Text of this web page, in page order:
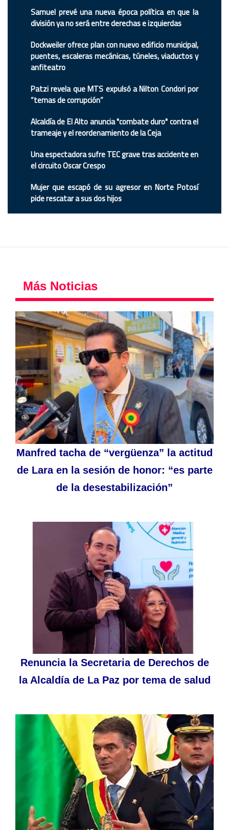
Samuel prevé una nueva época política en que la
división ya no será entre derechas e izquierdas
Dockweiler ofrece plan con nuevo edificio municipal,
puentes, escaleras mecánicas, túneles, viaductos y
anfiteatro
Patzi revela que MTS expulsó a Nilton Condori por
“temas de corrupción”
Alcaldía de El Alto anuncia "combate duro" contra el
trameaje y el reordenamiento de la Ceja
Una espectadora sufre TEC grave tras accidente en
el circuito Oscar Crespo
Mujer que escapó de su agresor en Norte Potosí
pide rescatar a sus dos hijos
Más Noticias
Manfred tacha de “vergüenza” la actitud
de Lara en la sesión de honor: “es parte
de la desestabilización”
Renuncia la Secretaria de Derechos de
la Alcaldía de La Paz por tema de salud